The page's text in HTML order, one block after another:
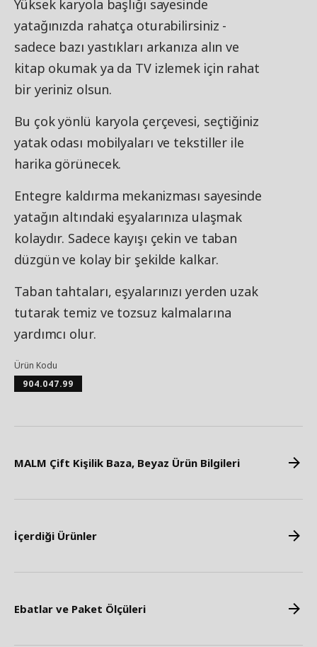
Yüksek karyola başlığı sayesinde
yatağınızda rahatça oturabilirsiniz -
sadece bazı yastıkları arkanıza alın ve
kitap okumak ya da TV izlemek için rahat
bir yeriniz olsun.
Bu çok yönlü karyola çerçevesi, seçtiğiniz
yatak odası mobilyaları ve tekstiller ile
harika görünecek.
Entegre kaldırma mekanizması sayesinde
yatağın altındaki eşyalarınıza ulaşmak
kolaydır. Sadece kayışı çekin ve taban
düzgün ve kolay bir şekilde kalkar.
Taban tahtaları, eşyalarınızı yerden uzak
tutarak temiz ve tozsuz kalmalarına
yardımcı olur.
Ürün Kodu
904.047.99
MALM Çift Kişilik Baza, Beyaz Ürün Bilgileri
İçerdiği Ürünler
Ebatlar ve Paket Ölçüleri